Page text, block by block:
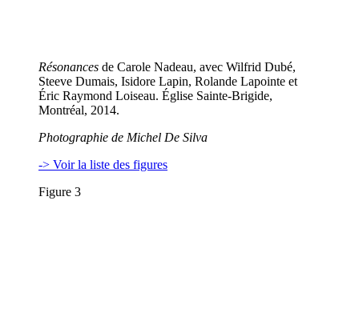
Résonances de Carole Nadeau, avec Wilfrid Dubé,
Steeve Dumais, Isidore Lapin, Rolande Lapointe et
Éric Raymond Loiseau. Église Sainte-Brigide,
Montréal, 2014.
Photographie de Michel De Silva
-> Voir la liste des figures
Figure 3